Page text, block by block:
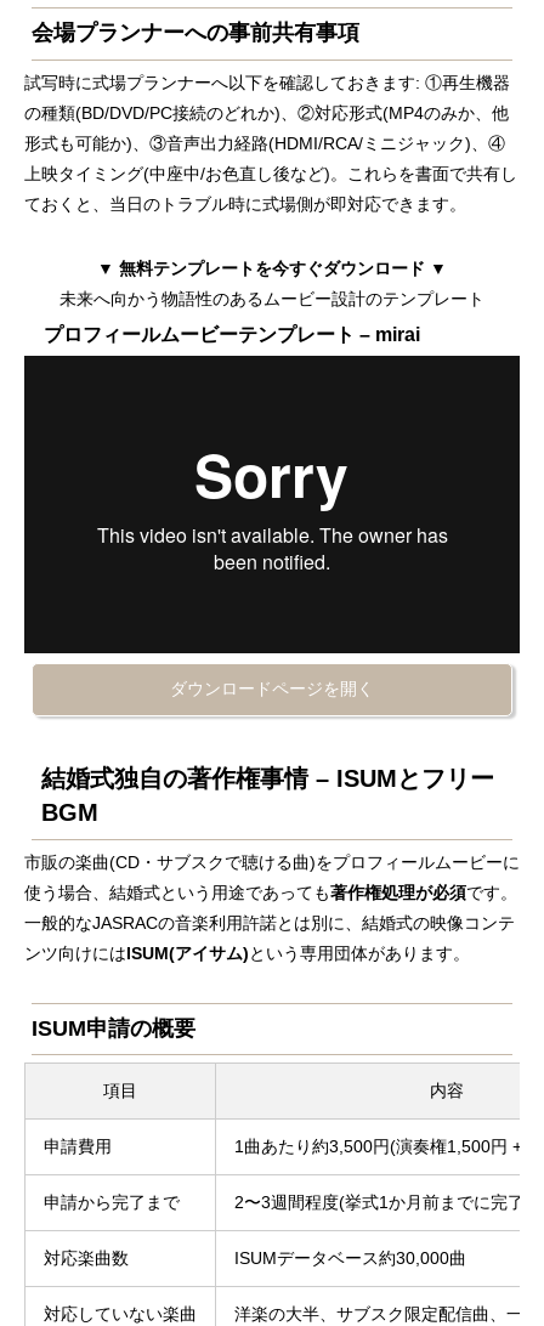
会場プランナーへの事前共有事項
試写時に式場プランナーへ以下を確認しておきます: ①再生機器
の種類(BD/DVD/PC接続のどれか)、②対応形式(MP4のみか、他
形式も可能か)、③音声出力経路(HDMI/RCA/ミニジャック)、④
上映タイミング(中座中/お色直し後など)。これらを書面で共有し
ておくと、当日のトラブル時に式場側が即対応できます。
▼ 無料テンプレートを今すぐダウンロード ▼
未来へ向かう物語性のあるムービー設計のテンプレート
プロフィールムービーテンプレート – mirai
ダウンロードページを開く
結婚式独自の著作権事情 – ISUMとフリー
BGM
市販の楽曲(CD・サブスクで聴ける曲)をプロフィールムービーに
使う場合、結婚式という用途であっても著作権処理が必須です。
一般的なJASRACの音楽利用許諾とは別に、結婚式の映像コンテ
ンツ向けにはISUM(アイサム)という専用団体があります。
ISUM申請の概要
項目 内容
申請費用 1曲あたり約3,500円(演奏権1,500円 +
申請から完了まで 2〜3週間程度(挙式1か月前までに完了
対応楽曲数 ISUMデータベース約30,000曲
対応していない楽曲 洋楽の大半、サブスク限定配信曲、一